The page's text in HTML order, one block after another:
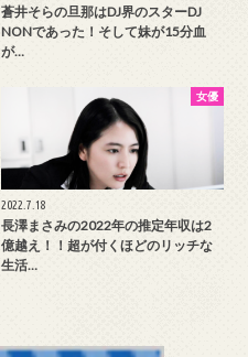
蒼井そらの旦那はDJ界のスターDJ
NONであった！そして妹が15分血
が…
女優
2022.7.18
長澤まさみの2022年の推定年収は2
億越え！！超が付くほどのリッチな
生活…